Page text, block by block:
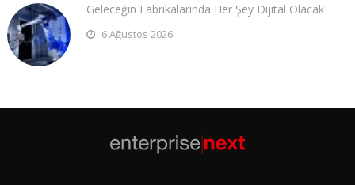
Geleceğin Fabrikalarında Her Şey Dijital Olacak
6 Ağustos 2026